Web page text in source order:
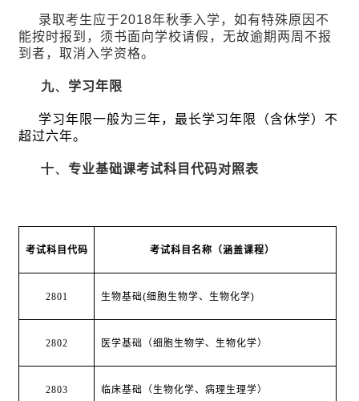
录取考生应于2018年秋季入学，如有特殊原因不
能按时报到，须书面向学校请假，无故逾期两周不报
到者，取消入学资格。
九、 学习年限
学习年限一般为三年，最长学习年限（含休学）不
超过六年。
十、 专业基础课考试科目代码对照表
考试科目代码 考试科目名称（涵盖课程）
2801 生物基础(细胞生物学、生物化学)
2802 医学基础（细胞生物学、生物化学）
2803 临床基础（生物化学、病理生理学）